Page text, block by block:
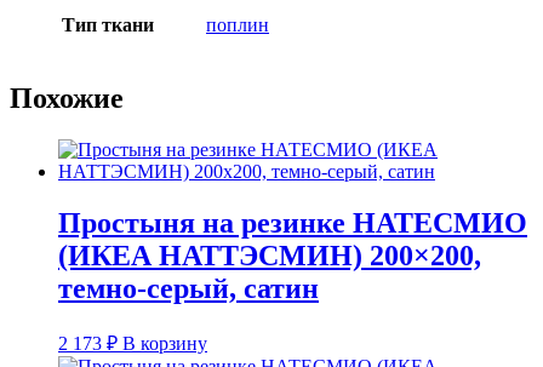
Тип ткани поплин
Похожие
Простыня на резинке НАТЕСМИО
(ИКЕА НАТТЭСМИН) 200×200,
темно-серый, сатин
2 173 ₽ В корзину